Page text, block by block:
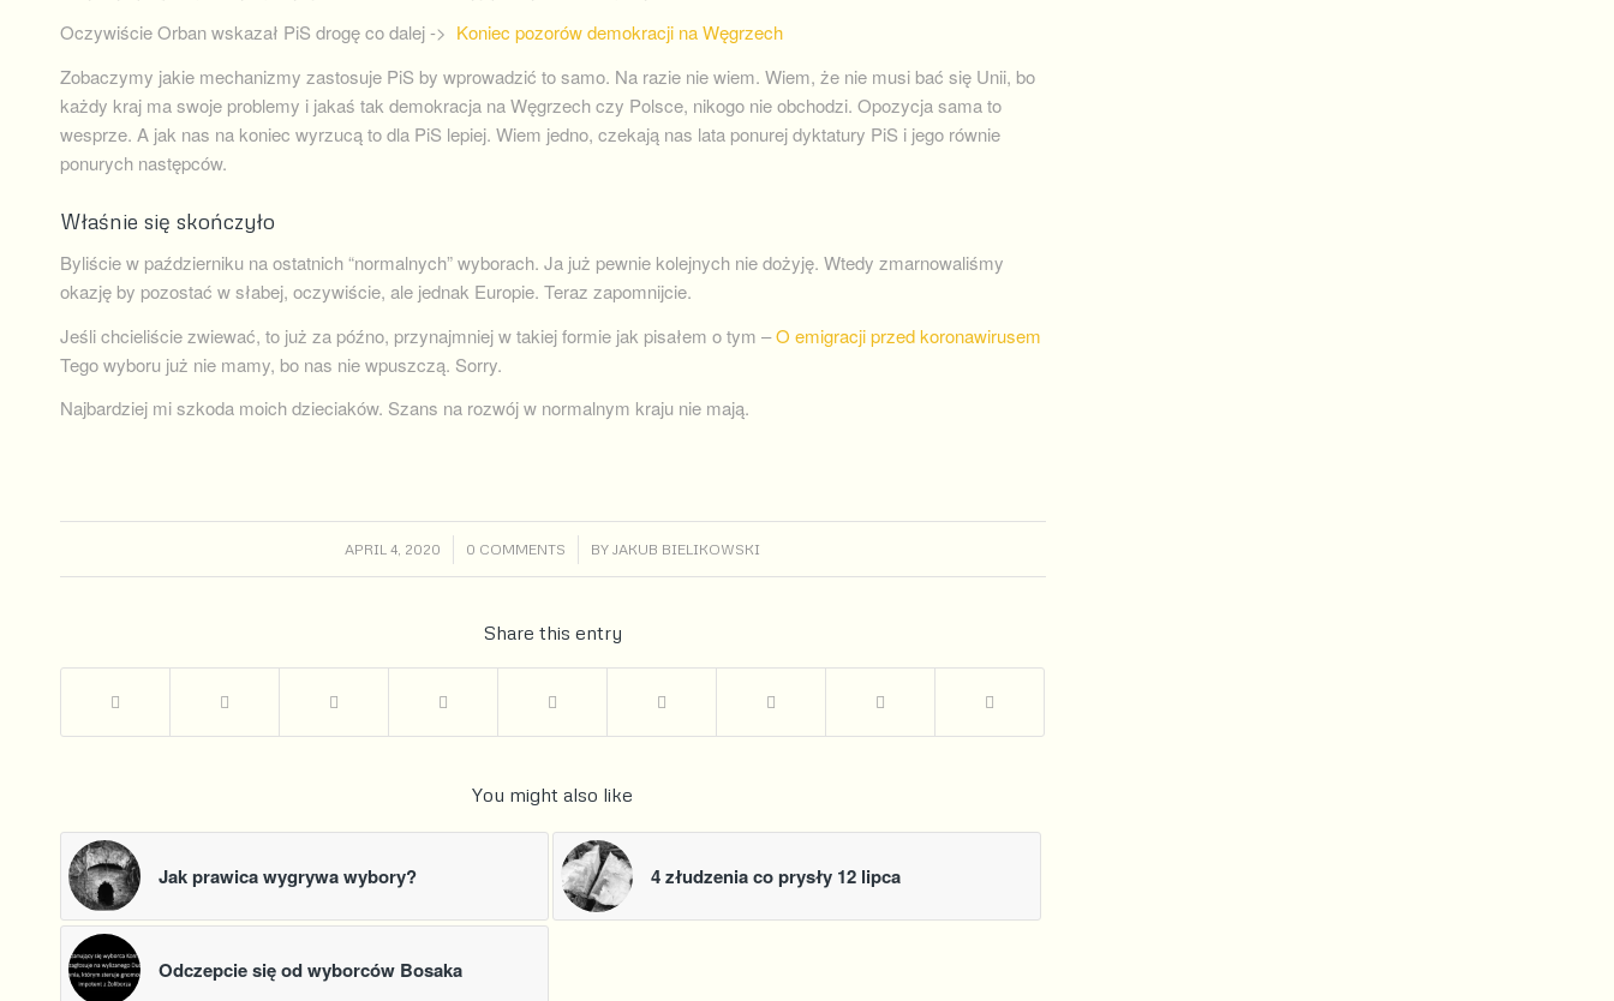
Oczywiście Orban wskazał PiS drogę co dalej -> Koniec pozorów demokracji na Węgrzech
Zobaczymy jakie mechanizmy zastosuje PiS by wprowadzić to samo. Na razie nie wiem. Wiem, że nie musi bać się Unii, bo
każdy kraj ma swoje problemy i jakaś tak demokracja na Węgrzech czy Polsce, nikogo nie obchodzi. Opozycja sama to
wesprze. A jak nas na koniec wyrzucą to dla PiS lepiej. Wiem jedno, czekają nas lata ponurej dyktatury PiS i jego równie
ponurych następców.
Właśnie się skończyło
Byliście w październiku na ostatnich “normalnych” wyborach. Ja już pewnie kolejnych nie dożyję. Wtedy zmarnowaliśmy
okazję by pozostać w słabej, oczywiście, ale jednak Europie. Teraz zapomnijcie.
Jeśli chcieliście zwiewać, to już za późno, przynajmniej w takiej formie jak pisałem o tym –O emigracji przed koronawirusem
Tego wyboru już nie mamy, bo nas nie wpuszczą. Sorry.
Najbardziej mi szkoda moich dzieciaków. Szans na rozwój w normalnym kraju nie mają.
APRIL 4, 2020
/ 0 COMMENTS
/ BYJAKUB BIELIKOWSKI
Share this entry
You might also like
Jak prawica wygrywa wybory? 4 złudzenia co prysły 12 lipca
Odczepcie się od wyborców Bosaka